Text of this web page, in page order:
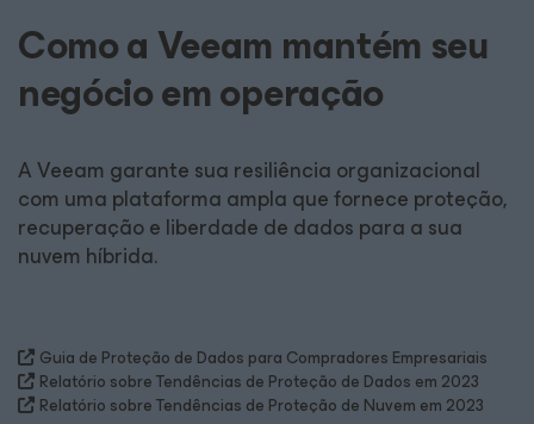
Como a Veeam mantém seu
negócio em operação
A Veeam garante sua resiliência organizacional
com uma plataforma ampla que fornece proteção,
recuperação e liberdade de dados para a sua
nuvem híbrida.
Guia de Proteção de Dados para Compradores Empresariais
Relatório sobre Tendências de Proteção de Dados em 2023
Relatório sobre Tendências de Proteção de Nuvem em 2023